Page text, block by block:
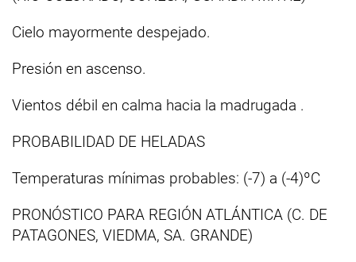
Cielo mayormente despejado.
Presión en ascenso.
Vientos débil en calma hacia la madrugada .
PROBABILIDAD DE HELADAS
Temperaturas mínimas probables: (-7) a (-4)ºC
PRONÓSTICO PARA REGIÓN ATLÁNTICA (C. DE
PATAGONES, VIEDMA, SA. GRANDE)